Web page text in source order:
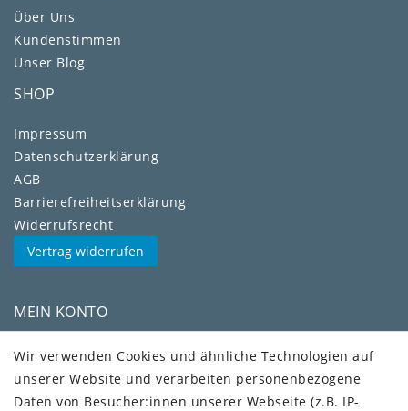
Über Uns
Kundenstimmen
Unser Blog
SHOP
Impressum
Daten­schutz­erklärung
AGB
Barrierefreiheitserklärung
Widerrufs­recht
Vertrag widerrufen
MEIN KONTO
Kundenkonto
VERSAND + SERVICE
Wir verwenden Cookies und ähnliche Technologien auf
unserer Website und verarbeiten personenbezogene
Daten von Besucher:innen unserer Webseite (z.B. IP-